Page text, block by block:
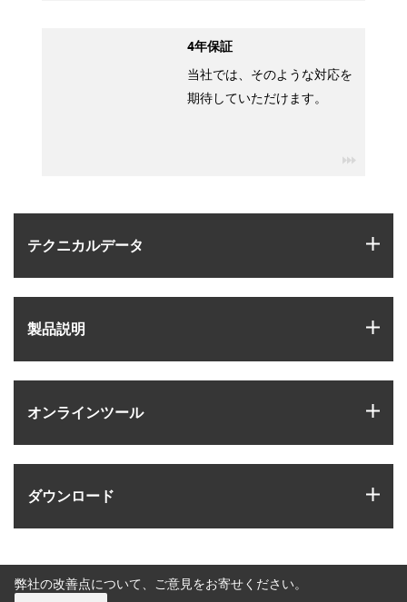
テクニカルデータ
製品説明
オンラインツール
ダウンロード
4年保証
当社では、そのような対応を
期待していただけます。
弊社の改善点について、ご意見をお寄せください。